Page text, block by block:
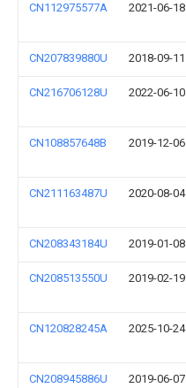
CN112975577A 2021-06-18
CN207839880U 2018-09-11
CN216706128U 2022-06-10
CN108857648B 2019-12-06
CN211163487U 2020-08-04
CN208343184U 2019-01-08
CN208513550U 2019-02-19
CN120828245A 2025-10-24
CN208945886U 2019-06-07